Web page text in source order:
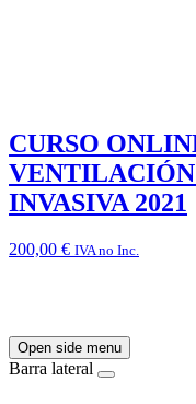
CURSO
INVASIVA 2021
200,00 € IVA no Inc.
Open side menu
Barra lateral